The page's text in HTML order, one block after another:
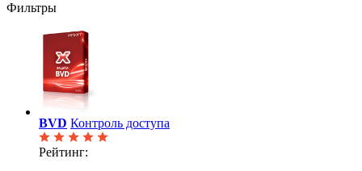
Фильтры
BVD Контроль доступа
Рейтинг: